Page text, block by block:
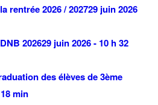
rentrée 2026 / 202729 juin 2026
202629 juin 2026 - 10 h 32
des élèves de 3ème
min